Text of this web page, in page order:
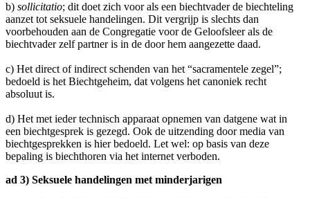
b) sollicitatio; dit doet zich voor als een biechtvader de biechteling
aanzet tot seksuele handelingen. Dit vergrijp is slechts dan
voorbehouden aan de Congregatie voor de Geloofsleer als de
biechtvader zelf partner is in de door hem aangezette daad.
c) Het direct of indirect schenden van het “sacramentele zegel”;
bedoeld is het Biechtgeheim, dat volgens het canoniek recht
absoluut is.
d) Het met ieder technisch apparaat opnemen van datgene wat in
een biechtgesprek is gezegd. Ook de uitzending door media van
biechtgesprekken is hier bedoeld. Let wel: op basis van deze
bepaling is biechthoren via het internet verboden.
ad 3) Seksuele handelingen met minderjarigen